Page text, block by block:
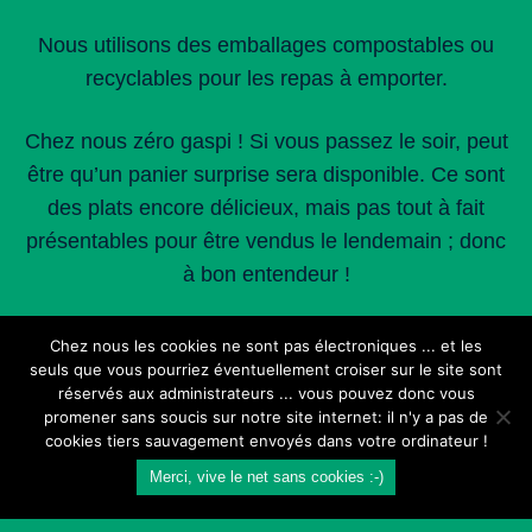
Nous utilisons des emballages compostables ou
recyclables pour les repas à emporter.
Chez nous zéro gaspi ! Si vous passez le soir, peut
être qu’un panier surprise sera disponible. Ce sont
des plats encore délicieux, mais pas tout à fait
présentables pour être vendus le lendemain ; donc
à bon entendeur !
Chez nous les cookies ne sont pas électroniques ... et les
seuls que vous pourriez éventuellement croiser sur le site sont
réservés aux administrateurs ... vous pouvez donc vous
promener sans soucis sur notre site internet: il n'y a pas de
cookies tiers sauvagement envoyés dans votre ordinateur !
Merci, vive le net sans cookies :-)